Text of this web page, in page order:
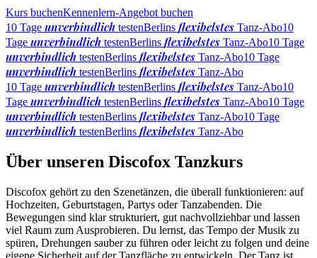
Kurs buchenKennenlern-Angebot buchen
10 Tage unverbindlich testenBerlins flexibelstes Tanz-Abo10
Tage unverbindlich testenBerlins flexibelstes Tanz-Abo10 Tage
unverbindlich testenBerlins flexibelstes Tanz-Abo10 Tage
unverbindlich testenBerlins flexibelstes Tanz-Abo
10 Tage unverbindlich testenBerlins flexibelstes Tanz-Abo10
Tage unverbindlich testenBerlins flexibelstes Tanz-Abo10 Tage
unverbindlich testenBerlins flexibelstes Tanz-Abo10 Tage
unverbindlich testenBerlins flexibelstes Tanz-Abo
Über unseren Discofox Tanzkurs
Discofox gehört zu den Szenetänzen, die überall funktionieren: auf
Hochzeiten, Geburtstagen, Partys oder Tanzabenden. Die
Bewegungen sind klar strukturiert, gut nachvollziehbar und lassen
viel Raum zum Ausprobieren. Du lernst, das Tempo der Musik zu
spüren, Drehungen sauber zu führen oder leicht zu folgen und deine
eigene Sicherheit auf der Tanzfläche zu entwickeln. Der Tanz ist